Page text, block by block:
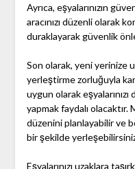
Ayrıca, eşyalarınızın
aracınızı düzenli olarak
duraklayarak güvenlik
Son olarak, yeni yerinize
yerleştirme zorluğuyla
uygun olarak
yapmak faydalı olacaktır.
düzenini planlayabilir ve
bir şekilde
Eşyalarınızı uzaklara